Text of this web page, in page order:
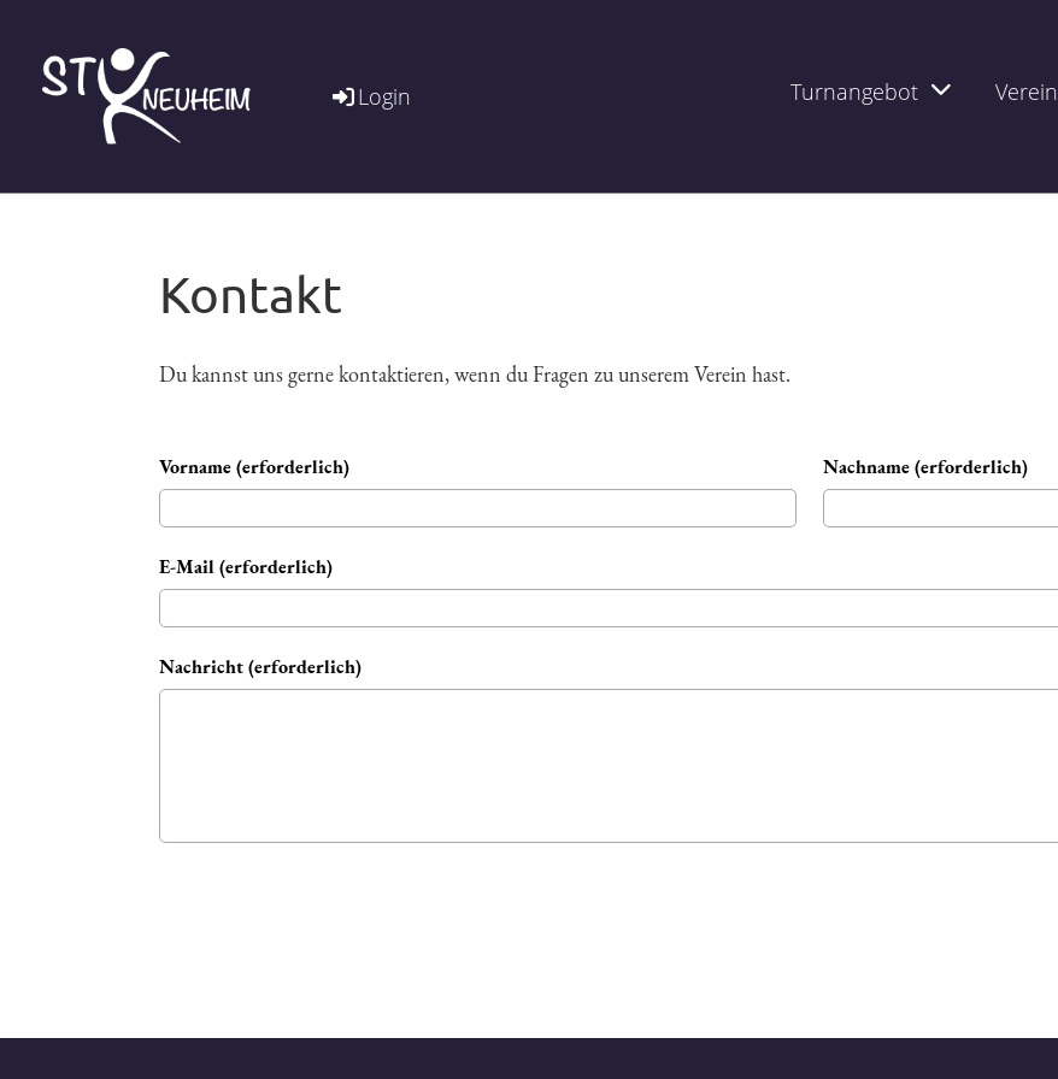
Turnangebot Verein
Login
Kontakt
Du kannst uns gerne kontaktieren, wenn du Fragen zu unserem Verein hast.
Vorname (erforderlich) Nachname (erforderlich)
E-Mail (erforderlich)
Nachricht (erforderlich)